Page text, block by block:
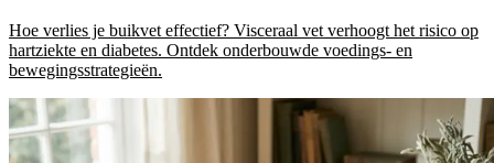
Hoe verlies je buikvet effectief? Visceraal vet verhoogt het risico op
hartziekte en diabetes. Ontdek onderbouwde voedings- en
bewegingsstrategieën.